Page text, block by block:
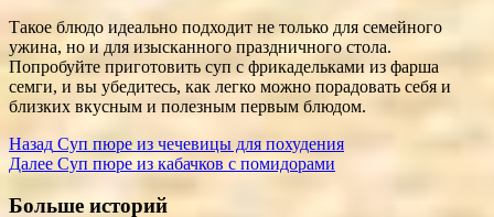
Такое блюдо идеально подходит не только для семейного
ужина, но и для изысканного праздничного стола.
Попробуйте приготовить суп с фрикадельками из фарша
семги, и вы убедитесь, как легко можно порадовать себя и
близких вкусным и полезным первым блюдом.
Post
Navigation
Назад Суп пюре из чечевицы для похудения
Далее Суп пюре из кабачков с помидорами
Больше историй